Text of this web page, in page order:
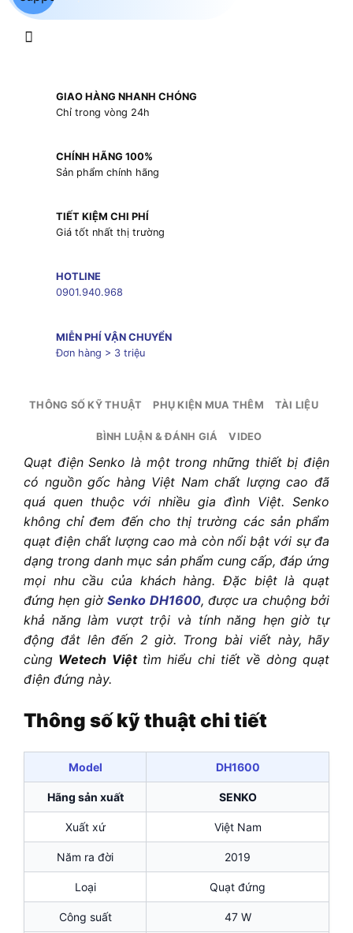
GIAO HÀNG NHANH CHÓNG
Chỉ trong vòng 24h
CHÍNH HÃNG 100%
Sản phẩm chính hãng
TIẾT KIỆM CHI PHÍ
Giá tốt nhất thị trường
HOTLINE
0901.940.968
MIỄN PHÍ VẬN CHUYỂN
Đơn hàng > 3 triệu
THÔNG SỐ KỸ THUẬT PHỤ KIỆN MUA THÊM TÀI LIỆU
BÌNH LUẬN & ĐÁNH GIÁ VIDEO
Quạt điện Senko là một trong những thiết bị điện
có nguồn gốc hàng Việt Nam chất lượng cao đã
quá quen thuộc với nhiều gia đình Việt. Senko
không chỉ đem đến cho thị trường các sản phẩm
quạt điện chất lượng cao mà còn nổi bật với sự đa
dạng trong danh mục sản phẩm cung cấp, đáp ứng
mọi nhu cầu của khách hàng. Đặc biệt là quạt
đứng hẹn giờSenko DH1600, được ưa chuộng bởi
khả năng làm vượt trội và tính năng hẹn giờ tự
động đắt lên đến 2 giờ. Trong bài viết này, hãy
cùng Wetech Việttìm hiểu chi tiết về dòng quạt
điện đứng này.
Thông số kỹ thuật chi tiết
Model DH1600
Hãng sản xuất SENKO
Xuất xứ Việt Nam
Năm ra đời 2019
Loại Quạt đứng
Công suất 47 W